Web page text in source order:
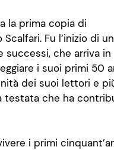
la prima copia di
Fu l’inizio di un
successi, che arriva in
i suoi primi 50
dei suoi lettori e
testata che ha
i primi